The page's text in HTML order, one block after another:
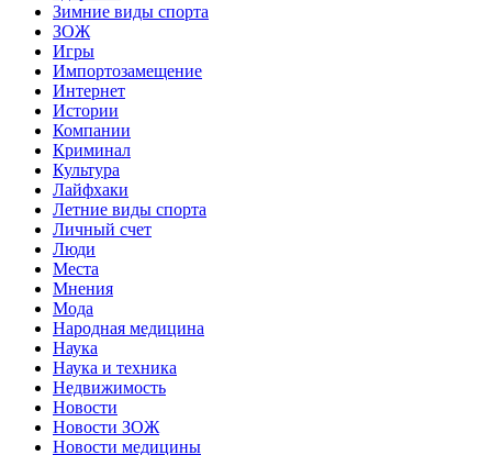
Зимние виды спорта
ЗОЖ
Игры
Импортозамещение
Интернет
Истории
Компании
Криминал
Культура
Лайфхаки
Летние виды спорта
Личный счет
Люди
Места
Мнения
Мода
Народная медицина
Наука
Наука и техника
Недвижимость
Новости
Новости ЗОЖ
Новости медицины